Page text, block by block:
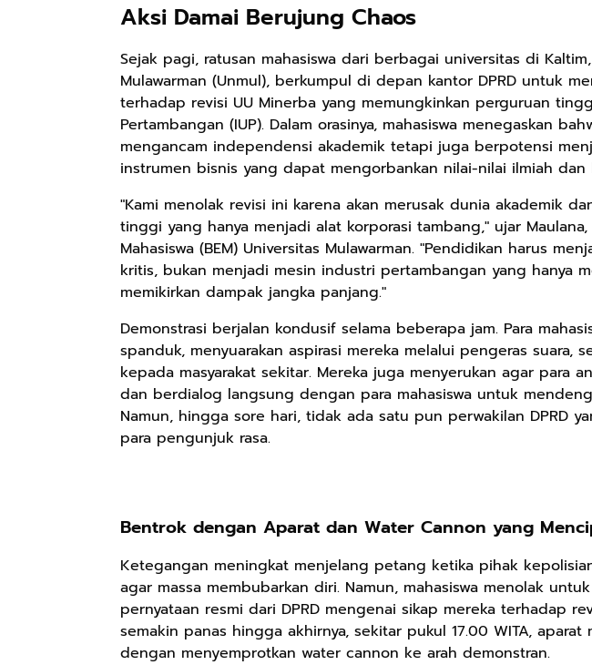
Aksi Damai Berujung Chaos
Sejak pagi, ratusan mahasiswa dari berbagai universitas di
Mulawarman (Unmul), berkumpul di depan kantor DPRD untuk
terhadap revisi UU Minerba yang memungkinkan perguruan
Pertambangan (IUP). Dalam orasinya, mahasiswa menegaskan
mengancam independensi akademik tetapi juga berpotensi
instrumen bisnis yang dapat mengorbankan nilai-nilai ilmiah
"Kami menolak revisi ini karena akan merusak dunia akademik
tinggi yang hanya menjadi alat korporasi tambang," ujar
Mahasiswa (BEM) Universitas Mulawarman. "Pendidikan harus
kritis, bukan menjadi mesin industri pertambangan yang hanya
memikirkan dampak jangka panjang."
Demonstrasi berjalan kondusif selama beberapa jam. Para
spanduk, menyuarakan aspirasi mereka melalui pengeras suara,
kepada masyarakat sekitar. Mereka juga menyerukan agar para
dan berdialog langsung dengan para mahasiswa untuk
Namun, hingga sore hari, tidak ada satu pun perwakilan DPRD
para pengunjuk rasa.
Bentrok dengan Aparat dan Water Cannon yang
Ketegangan meningkat menjelang petang ketika pihak
agar massa membubarkan diri. Namun, mahasiswa menolak
pernyataan resmi dari DPRD mengenai sikap mereka terhadap
semakin panas hingga akhirnya, sekitar pukul 17.00 WITA,
dengan menyemprotkan water cannon ke arah demonstran.